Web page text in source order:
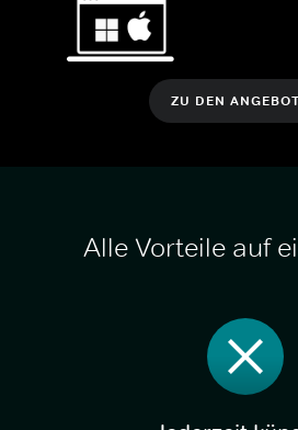
ZU DEN
Alle Vorteile auf